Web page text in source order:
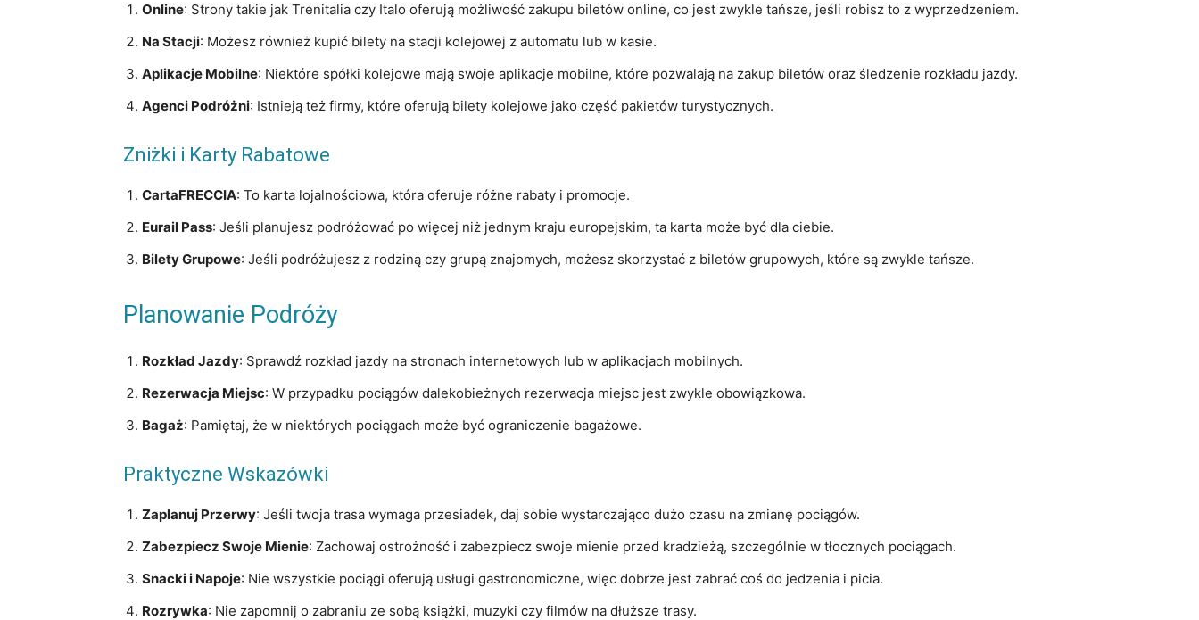
Online: Strony takie jak Trenitalia czy Italo oferują możliwość zakupu biletów online, co jest zwykle tańsze, jeśli robisz to z wyprzedzeniem.
Na Stacji: Możesz również kupić bilety na stacji kolejowej z automatu lub w kasie.
Aplikacje Mobilne: Niektóre spółki kolejowe mają swoje aplikacje mobilne, które pozwalają na zakup biletów oraz śledzenie rozkładu jazdy.
Agenci Podróżni: Istnieją też firmy, które oferują bilety kolejowe jako część pakietów turystycznych.
Zniżki i Karty Rabatowe
CartaFRECCIA: To karta lojalnościowa, która oferuje różne rabaty i promocje.
Eurail Pass: Jeśli planujesz podróżować po więcej niż jednym kraju europejskim, ta karta może być dla ciebie.
Bilety Grupowe: Jeśli podróżujesz z rodziną czy grupą znajomych, możesz skorzystać z biletów grupowych, które są zwykle tańsze.
Planowanie Podróży
Rozkład Jazdy: Sprawdź rozkład jazdy na stronach internetowych lub w aplikacjach mobilnych.
Rezerwacja Miejsc: W przypadku pociągów dalekobieżnych rezerwacja miejsc jest zwykle obowiązkowa.
Bagaż: Pamiętaj, że w niektórych pociągach może być ograniczenie bagażowe.
Praktyczne Wskazówki
Zaplanuj Przerwy: Jeśli twoja trasa wymaga przesiadek, daj sobie wystarczająco dużo czasu na zmianę pociągów.
Zabezpiecz Swoje Mienie: Zachowaj ostrożność i zabezpiecz swoje mienie przed kradzieżą, szczególnie w tłocznych pociągach.
Snacki i Napoje: Nie wszystkie pociągi oferują usługi gastronomiczne, więc dobrze jest zabrać coś do jedzenia i picia.
Rozrywka: Nie zapomnij o zabraniu ze sobą książki, muzyki czy filmów na dłuższe trasy.